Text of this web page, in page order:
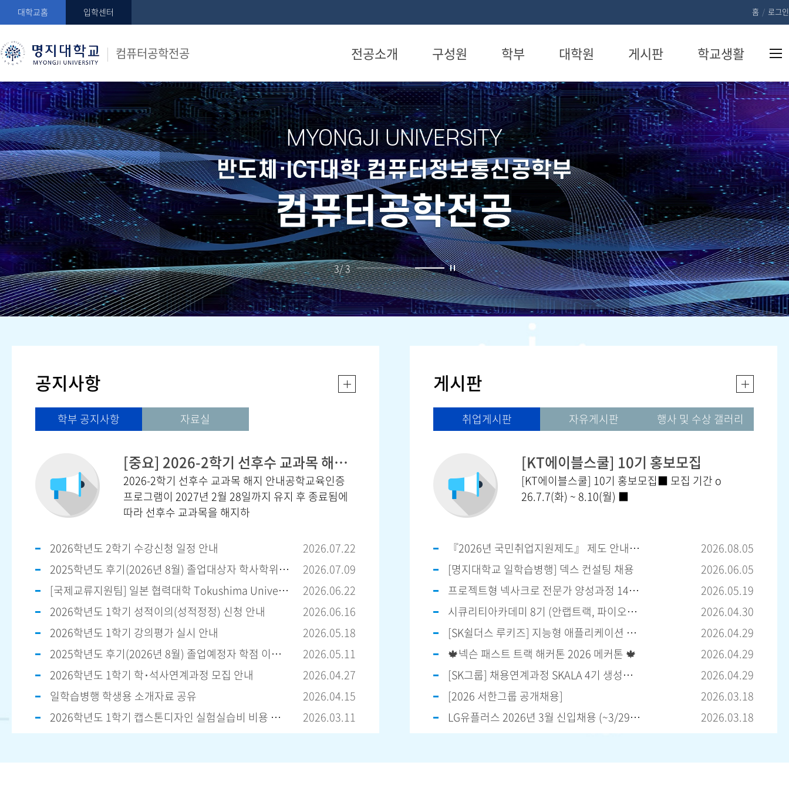
대학교홈 입학센터 홈 / 로그인
컴퓨터공학전공 전공소개
전공소개
교육목표
연혁
찾아오시는 길
구성원
교수
명예교수
학부
교과과정
졸업이수
가이드
장학 내규
대학원
컴퓨터공학
과
보안경영공
학과
방산안보학
과
국방인텔리
전스학과
장학금 안내
연구실 소개
게시판
학부 공지사
항
취업게시판
자유게시판
행사 및 수상
갤러리
자료실
학교생활
학생회
동아리
강의실 예약
MYONGJI UNIVERSITY
반도체·ICT대학 컴퓨터정보통신공학부
컴퓨터공학전공
3/3
공지사항
학부 공지사항
[중요] 2026-2학기 선후수 교과목 해지 안내
2026-2학기 선후수 교과목 해지 안내공학교육인증
프로그램이 2027년 2월 28일까지 유지 후 종료됨에
따라 선후수 교과목을 해지하
2026학년도 2학기 수강신청 일정 안내
2026.07.22
2025학년도 후기(2026년 8월) 졸업대상자 학사학위 취득유예(졸업유예) 신청 안내
2026.07.09
[국제교류지원팀] 일본 협력대학 Tokushima University 주관 이·공학계열 온
2026.06.22
2026학년도 1학기 성적이의(성적정정) 신청 안내
2026.06.16
2026학년도 1학기 강의평가 실시 안내
2026.05.18
2025학년도 후기(2026년 8월) 졸업예정자 학점 이수내역 확인 안내 (조기졸업 예정자
2026.05.11
2026학년도 1학기 학･석사연계과정 모집 안내
2026.04.27
일학습병행 학생용 소개자료 공유
2026.04.15
2026학년도 1학기 캡스톤디자인 실험실습비 비용 처리 공지 및 양식
2026.03.11
자료실
게시판
취업게시판
[KT에이블스쿨] 10기 홍보모집
[KT에이블스쿨] 10기 홍보모집■ 모집 기간 o
26.7.7(화) ~ 8.10(월) ■
『2026년 국민취업지원제도』 제도 안내 및 사업
2026.08.05
[명지대학교 일학습병행] 덱스 컨설팅 채용
2026.06.05
프로젝트형 넥사크로 전문가 양성과정 14기 모집 (5.22.까지)
2026.05.19
시큐리티아카데미 8기 (안랩트랙, 파이오링크트랙) 교육생 모집 (~5월 18일(월) 오전
2026.04.30
[SK쉴더스 루키즈] 지능형 애플리케이션 개발자 양성과정 6기 모집 (~5/10)
2026.04.29
🍁넥슨 패스트 트랙 해커톤 2026 메커톤 🍁
2026.04.29
[SK그룹] 채용연계과정 SKALA 4기 생성형 AI 서비스 개발 과정 모집 (~5/13(
2026.04.29
[2026 서한그룹 공개채용]
2026.03.18
LG유플러스 2026년 3월 신입채용 (~3/29 23:00)
2026.03.18
자유게시판 행사 및 수상 갤러리